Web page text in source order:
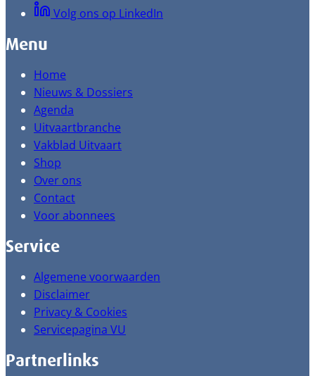
Volg ons op LinkedIn
Menu
Home
Nieuws & Dossiers
Agenda
Uitvaartbranche
Vakblad Uitvaart
Shop
Over ons
Contact
Voor abonnees
Service
Algemene voorwaarden
Disclaimer
Privacy & Cookies
Servicepagina VU
Partnerlinks